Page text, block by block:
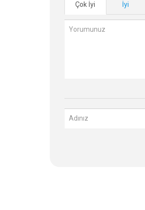
Çok İyi İyi